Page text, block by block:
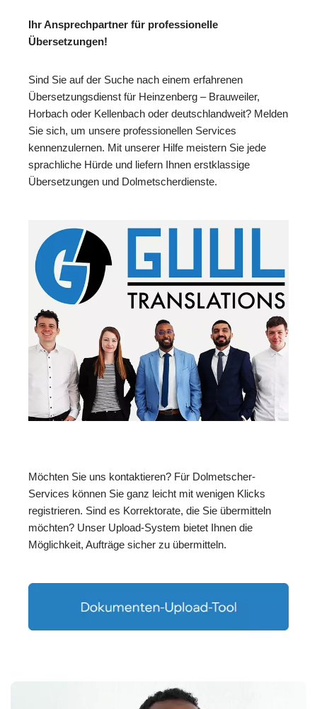
Ihr Ansprechpartner für professionelle
Übersetzungen!
Sind Sie auf der Suche nach einem erfahrenen
Übersetzungsdienst für Heinzenberg – Brauweiler,
Horbach oder Kellenbach oder deutschlandweit? Melden
Sie sich, um unsere professionellen Services
kennenzulernen. Mit unserer Hilfe meistern Sie jede
sprachliche Hürde und liefern Ihnen erstklassige
Übersetzungen und Dolmetscherdienste.
Möchten Sie uns kontaktieren? Für Dolmetscher-
Services können Sie ganz leicht mit wenigen Klicks
registrieren. Sind es Korrektorate, die Sie übermitteln
möchten? Unser Upload-System bietet Ihnen die
Möglichkeit, Aufträge sicher zu übermitteln.